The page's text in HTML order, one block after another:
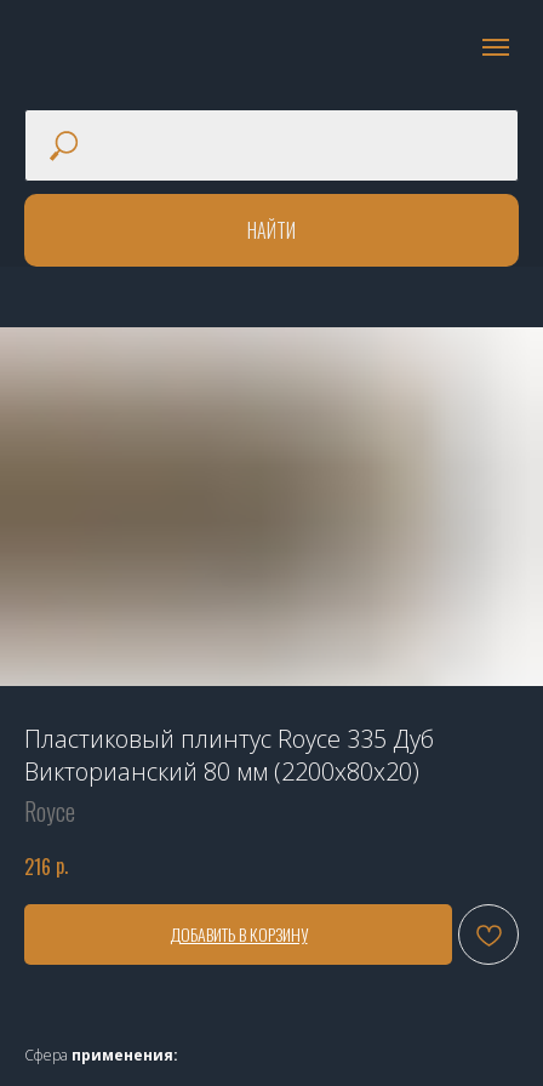
НАЙТИ
Пластиковый плинтус Royce 335 Дуб
Викторианский 80 мм (2200x80x20)
Royce
216 р.
ДОБАВИТЬ В КОРЗИНУ
Сфера применения: